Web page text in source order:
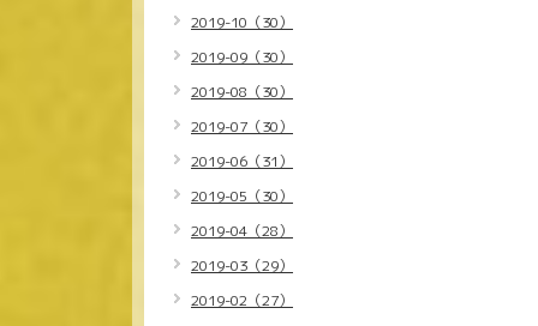
2019-10（30）
2019-09（30）
2019-08（30）
2019-07（30）
2019-06（31）
2019-05（30）
2019-04（28）
2019-03（29）
2019-02（27）